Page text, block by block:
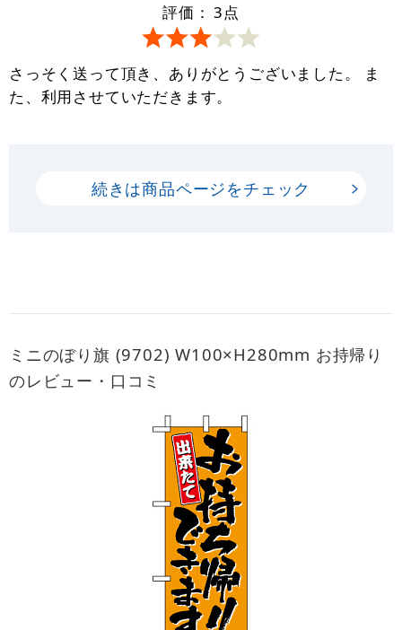
評価： 3点
さっそく送って頂き、ありがとうございました。 ま
た、利用させていただきます。
続きは商品ページをチェック
ミニのぼり旗 (9702) W100×H280mm お持帰り
のレビュー・口コミ